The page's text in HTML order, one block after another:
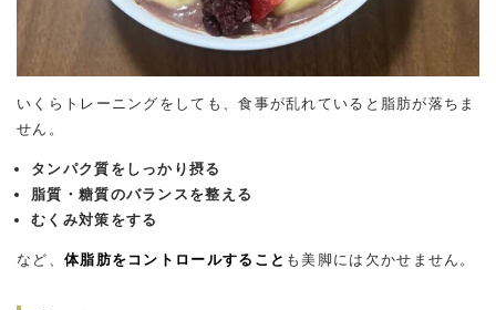
いくらトレーニングをしても、食事が乱れていると脂肪が落ちま
せん。
タンパク質をしっかり摂る
脂質・糖質のバランスを整える
むくみ対策をする
など、 体脂肪をコントロールすること も美脚には欠かせません。